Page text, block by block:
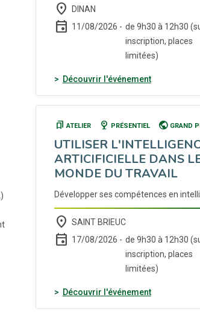
place DINAN
event 11/08/2026 - de 9h30 à 12h30
inscription, places
limitées)
Découvrir l'événement(nouvelle
bookmarks ATELIER nest_cam_indoor PRÉSENTIEL public GRAND
UTILISER
ARTICIFICIELLE DANS
MONDE DU TRAVAIL
place SAINT BRIEUC
event 17/08/2026 - de 9h30 à 12h30
inscription, places
limitées)
Découvrir l'événement(nouvelle